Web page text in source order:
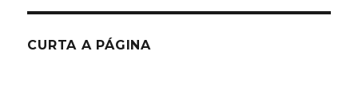
CURTA A PÁGINA